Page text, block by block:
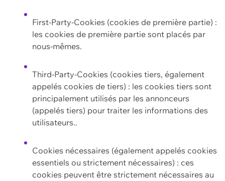
First-Party-Cookies (cookies de première partie) :
les cookies de première partie sont placés par
nous-mêmes.
Third-Party-Cookies (cookies tiers, également
appelés cookies de tiers) : les cookies tiers sont
principalement utilisés par les annonceurs
(appelés tiers) pour traiter les informations des
utilisateurs..
Cookies nécessaires (également appelés cookies
essentiels ou strictement nécessaires) : ces
cookies peuvent être strictement nécessaires au